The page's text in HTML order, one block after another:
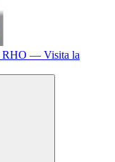
RHO — Visita la